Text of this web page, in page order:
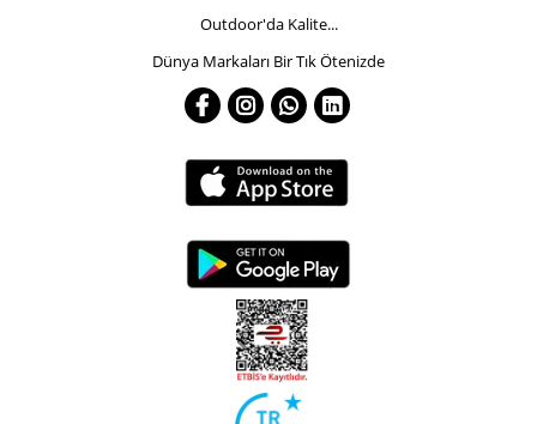
Outdoor'da Kalite...
Dünya Markaları Bir Tık Ötenizde